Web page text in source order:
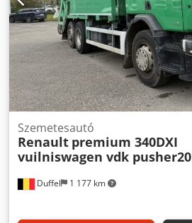
Duffel 1 177 km
Szemetesautó
Renault premium 340DXI
vuilniswagen vdk pusher20